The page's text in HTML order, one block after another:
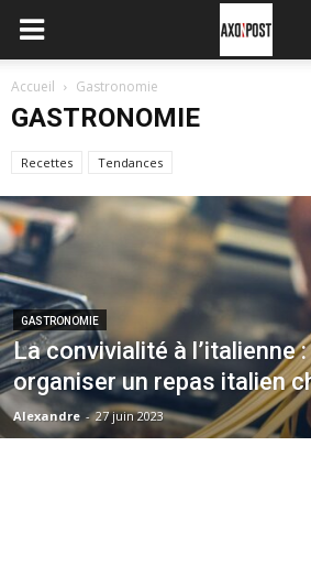
Accueil Gastronomie
GASTRONOMIE
Recettes Tendances
GASTRONOMIE
La convivialité à l’italienne
organiser un repas italien
Alexandre - 27 juin 2023